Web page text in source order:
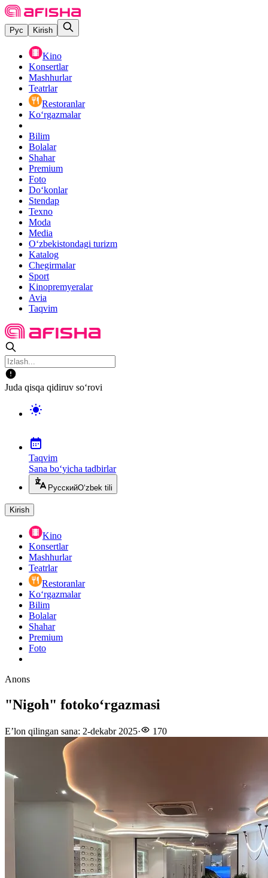
Рус Kirish
Kino
Konsertlar
Mashhurlar
Teatrlar
Restoranlar
Ko‘rgazmalar
Bilim
Bolalar
Shahar
Premium
Foto
Do‘konlar
Stendap
Texno
Moda
Media
O‘zbekistondagi turizm
Katalog
Chegirmalar
Sport
Kinopremyeralar
Avia
Taqvim
Juda qisqa qidiruv so‘rovi
Taqvim
Sana bo‘yicha tadbirlar
РусскийO‘zbek tili
Kirish
Kino
Konsertlar
Mashhurlar
Teatrlar
Restoranlar
Ko‘rgazmalar
Bilim
Bolalar
Shahar
Premium
Foto
Anons
"Nigoh" fotokoʻrgazmasi
E’lon qilingan sana: 2-dekabr 2025· 170